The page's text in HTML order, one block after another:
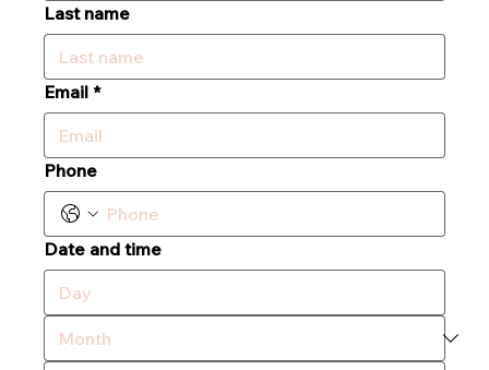
Last name
Email *
Phone
Date and time